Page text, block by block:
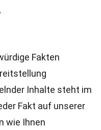
Fakten
Inhalte steht im
Fakt auf unserer
wie Ihnen